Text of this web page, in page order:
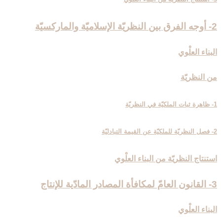
2- أوجه الفرق بين النظريّة الإسلاميّة والماركسيّة
البناء العلْوي
من النظريّة
1- ظاهرة ثبات الملكيّة في النظريّة
2- فصل النظريّة للملكيّة عن القيمة التبادليّة
استنتاج النظريّة من البناء العلْوي
3- القانون العامّ لمكافأة المصادر المادّية للإنتاج‏
البناء العلْوي